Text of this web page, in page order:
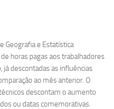
Geografia e Estatística
horas pagas aos trabalhadores
descontadas as influências
ao mês anterior. O
descontam o aumento
ou datas comemorativas.